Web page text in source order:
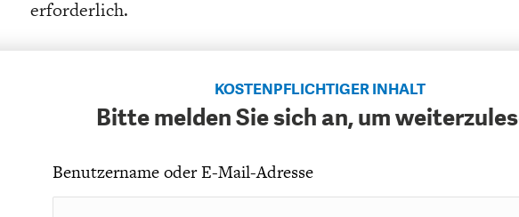
erforderlich.
KOSTENPFLICHTIGER INHALT
Bitte melden Sie sich an, um
Benutzername oder E-Mail-Adresse